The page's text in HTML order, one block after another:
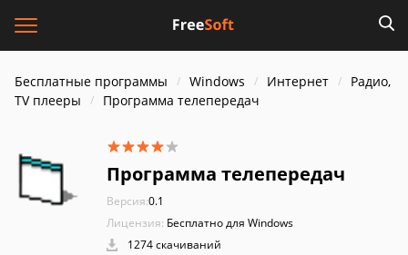
Бесплатные программы Windows Интернет
Радио,
TV плееры
Программа телепередач
Программа телепередач
Версия:0.1
Лицензия: Бесплатно для Windows
1274 скачиваний